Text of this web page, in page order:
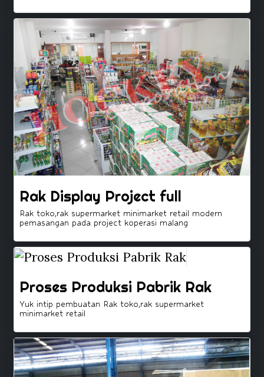
Rak Display Project full
Rak toko,rak supermarket minimarket retail modern
pemasangan pada project koperasi malang
Proses Produksi Pabrik Rak
Yuk intip pembuatan Rak toko,rak supermarket
minimarket retail